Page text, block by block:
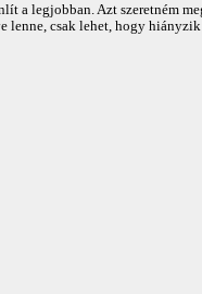
a legjobban. Azt szeretném
csak lehet, hogy